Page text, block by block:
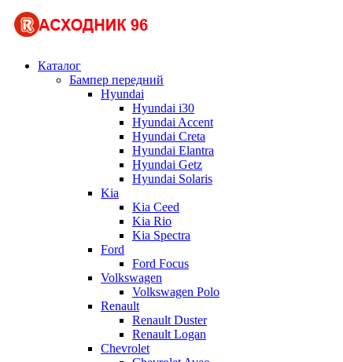
Каталог
Бампер передний
Hyundai
Hyundai i30
Hyundai Accent
Hyundai Creta
Hyundai Elantra
Hyundai Getz
Hyundai Solaris
Kia
Kia Ceed
Kia Rio
Kia Spectra
Ford
Ford Focus
Volkswagen
Volkswagen Polo
Renault
Renault Duster
Renault Logan
Chevrolet